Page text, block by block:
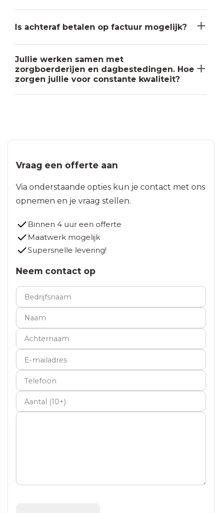
Is achteraf betalen op factuur mogelijk?
Jullie werken samen met
zorgboerderijen en dagbestedingen. Hoe
zorgen jullie voor constante kwaliteit?
Vraag een offerte aan
Via onderstaande opties kun je contact met ons
opnemen en je vraag stellen.
Binnen 4 uur een offerte
Maatwerk mogelijk
Supersnelle levering!
Neem contact op
Bedrijfsnaam
Naam
Achternaam
E-mailadres
Telefoon
Aantal